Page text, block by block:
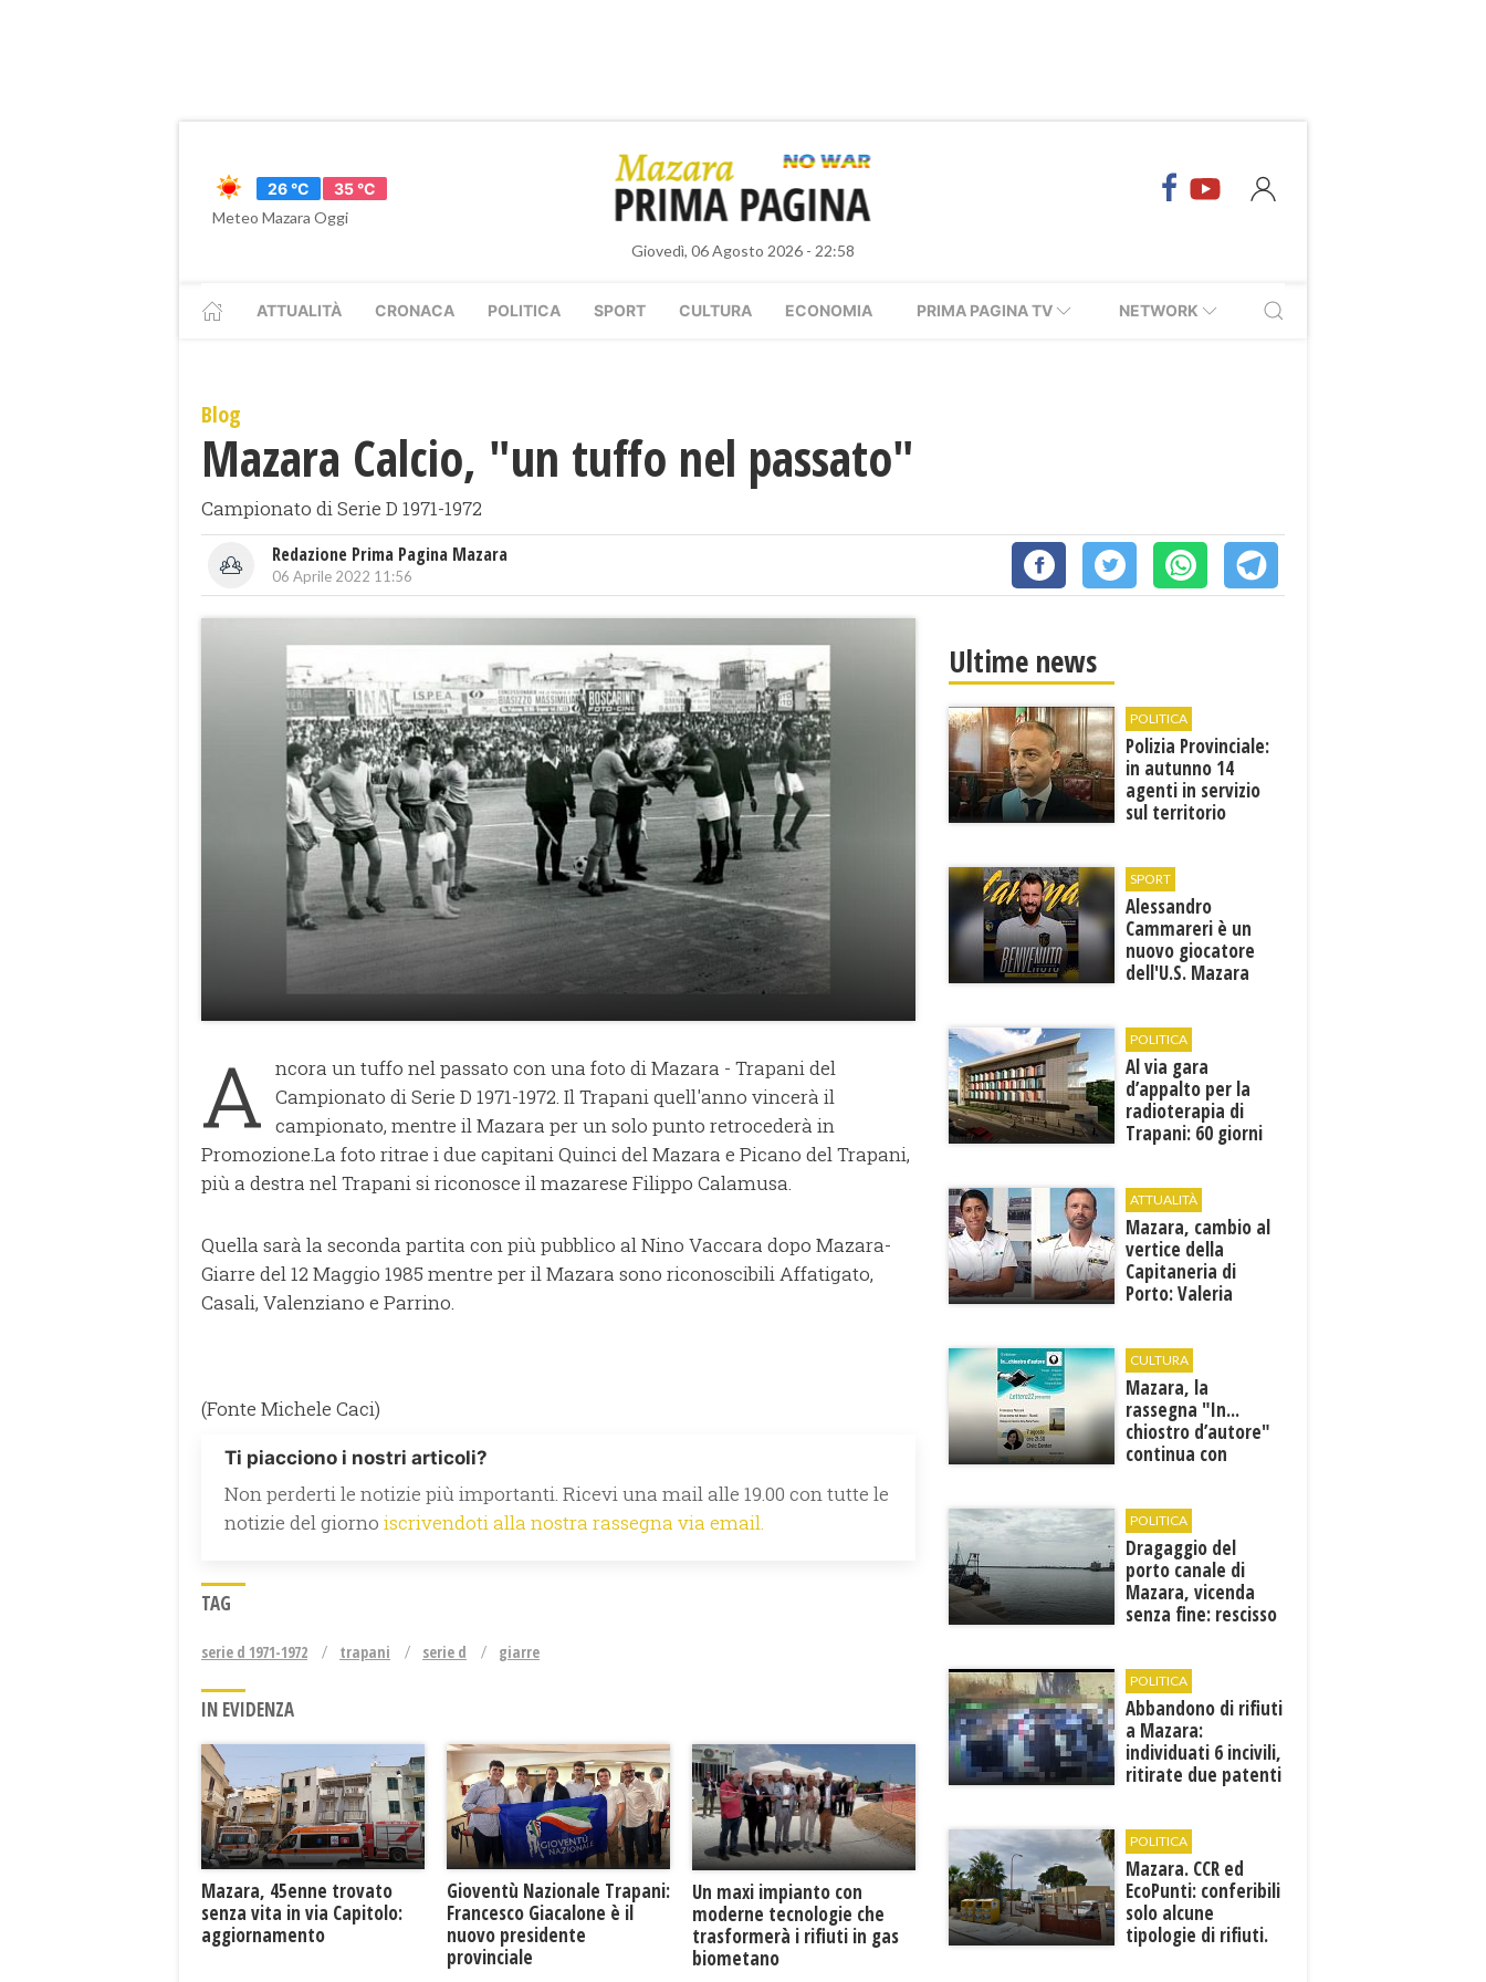
26 °C
35 °C
Meteo Mazara Oggi
Giovedì, 06 Agosto 2026 - 22:58
ATTUALITÀ CRONACA POLITICA SPORT CULTURA ECONOMIA PRIMA PAGINA TV NETWORK
Blog
Mazara Calcio, "un tuffo nel passato"
Campionato di Serie D 1971-1972
Redazione Prima Pagina Mazara
06 Aprile 2022 11:56
A ncora un tuffo nel passato con una foto di Mazara - Trapani del
Campionato di Serie D 1971-1972. Il Trapani quell'anno vincerà il
campionato, mentre il Mazara per un solo punto retrocederà in
Promozione.La foto ritrae i due capitani Quinci del Mazara e Picano del Trapani,
più a destra nel Trapani si riconosce il mazarese Filippo Calamusa.
Quella sarà la seconda partita con più pubblico al Nino Vaccara dopo Mazara-
Giarre del 12 Maggio 1985 mentre per il Mazara sono riconoscibili Affatigato,
Casali, Valenziano e Parrino.
(Fonte Michele Caci)
Ti piacciono i nostri articoli?
Non perderti le notizie più importanti. Ricevi una mail alle 19.00 con tutte le
notizie del giorno iscrivendoti alla nostra rassegna via email.
TAG
serie d 1971-1972 trapani serie d giarre
IN EVIDENZA
Mazara, 45enne trovato
senza vita in via Capitolo:
aggiornamento
Gioventù Nazionale Trapani:
Francesco Giacalone è il
nuovo presidente
provinciale
Un maxi impianto con
moderne tecnologie che
trasformerà i rifiuti in gas
biometano
Ultime news
POLITICA
Polizia Provinciale:
in autunno 14
agenti in servizio
sul territorio
SPORT
Alessandro
Cammareri è un
nuovo giocatore
dell'U.S. Mazara
POLITICA
Al via gara
d’appalto per la
radioterapia di
Trapani: 60 giorni
ATTUALITÀ
Mazara, cambio al
vertice della
Capitaneria di
Porto: Valeria
CULTURA
Mazara, la
rassegna "In...
chiostro d’autore"
continua con
POLITICA
Dragaggio del
porto canale di
Mazara, vicenda
senza fine: rescisso
POLITICA
Abbandono di rifiuti
a Mazara:
individuati 6 incivili,
ritirate due patenti
POLITICA
Mazara. CCR ed
EcoPunti: conferibili
solo alcune
tipologie di rifiuti.